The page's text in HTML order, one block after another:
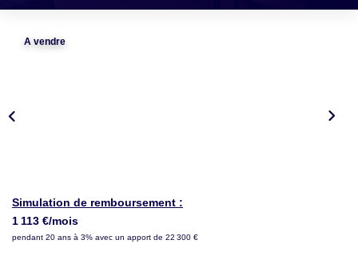
A vendre
Simulation de remboursement :
1 113 €/mois
pendant 20 ans à 3% avec un apport de 22 300 €